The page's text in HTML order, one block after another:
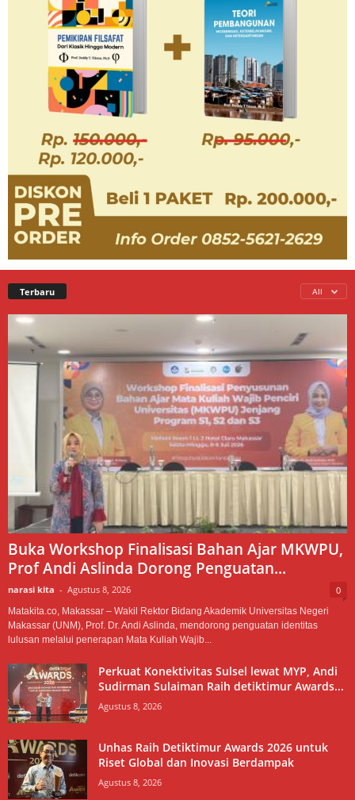
Terbaru All
Buka Workshop Finalisasi Bahan Ajar MKWPU,
Prof Andi Aslinda Dorong Penguatan...
narasi kita - Agustus 8, 2026 0
Matakita.co, Makassar – Wakil Rektor Bidang Akademik Universitas Negeri
Makassar (UNM), Prof. Dr. Andi Aslinda, mendorong penguatan identitas
lulusan melalui penerapan Mata Kuliah Wajib...
Perkuat Konektivitas Sulsel lewat MYP, Andi
Sudirman Sulaiman Raih detiktimur Awards...
Agustus 8, 2026
Unhas Raih Detiktimur Awards 2026 untuk
Riset Global dan Inovasi Berdampak
Agustus 8, 2026